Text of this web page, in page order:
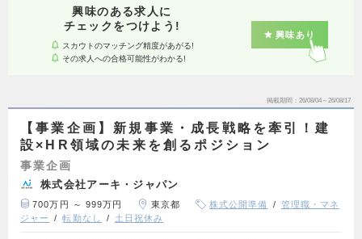
興味のある求人に
チェックをつけよう!
スカウトのマッチング精度があがる!
その求人への合格可能性がわかる!
興味あり
掲載期間 26/08/04～26/08/17
【事業企画】新規事業・成長戦略を牽引！建
設×HR領域の未来を創るポジション
事業企画
株式会社アーキ・ジャパン
700万円 ～ 999万円 東京都 株式公開準備
管理職・マネ
ジャー
転勤なし 土日祝休み